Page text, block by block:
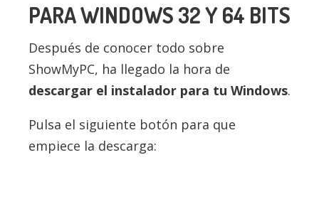
PARA WINDOWS 32 Y 64 BITS
Después de conocer todo sobre
ShowMyPC, ha llegado la hora de
descargar el instalador para tu Windows.
Pulsa el siguiente botón para que
empiece la descarga: